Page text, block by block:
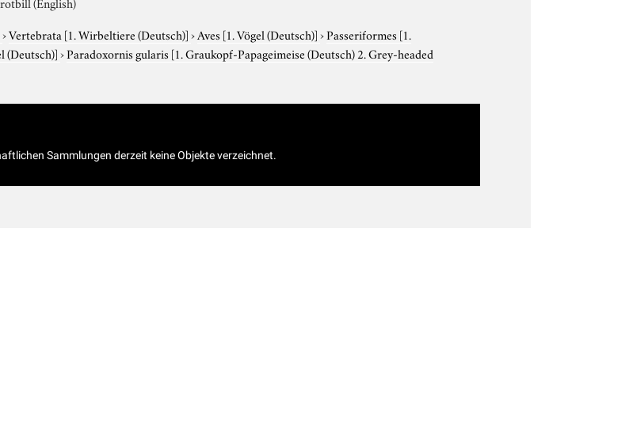
›Vertebrata [1. Wirbeltiere (Deutsch)]›Aves [1. Vögel (Deutsch)]›Passeriformes [1.
(Deutsch)]›Paradoxornis gularis [1. Graukopf-Papageimeise (Deutsch) 2. Grey-headed
Sammlungen derzeit keine Objekte verzeichnet.